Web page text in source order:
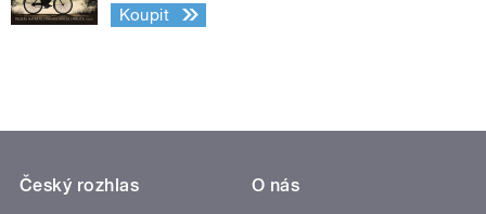
Koupit
Český rozhlas
O nás